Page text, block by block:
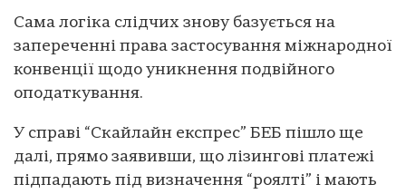
Сама логіка слідчих знову базується на
запереченні права застосування міжнародної
конвенції щодо уникнення подвійного
оподаткування.
У справі “Скайлайн експрес” БЕБ пішло ще
далі, прямо заявивши, що лізингові платежі
підпадають під визначення “роялті” і мають